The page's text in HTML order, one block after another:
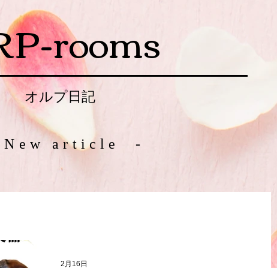
rooms
オルプ日記
article -
2月16日